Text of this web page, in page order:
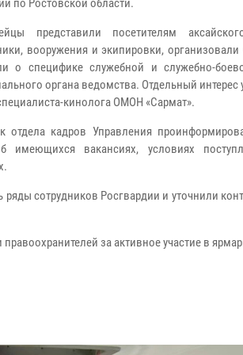
по Ростовской области.
представили посетителям
вооружения и экипировки,
о специфике служебной и служебно-
органа ведомства. Отдельный
кинолога ОМОН «Сармат».
отдела кадров Управления
имеющихся вакансиях, условиях
сотрудников Росгвардии и уточнили
за активное участие в